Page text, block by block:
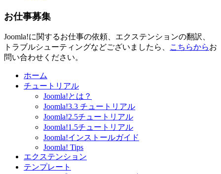
お仕事募集
Joomla!に関するお仕事の依頼、エクステンションの翻訳、
トラブルシューティングなどございましたら、
こちらからお
問い合わせください。
ホーム
チュートリアル
Joomla!とは？
Joomla!3.3 チュートリアル
Joomla!2.5チュートリアル
Joomla!1.5チュートリアル
Joomla!インストールガイド
Joomla! Tips
エクステンション
テンプレート